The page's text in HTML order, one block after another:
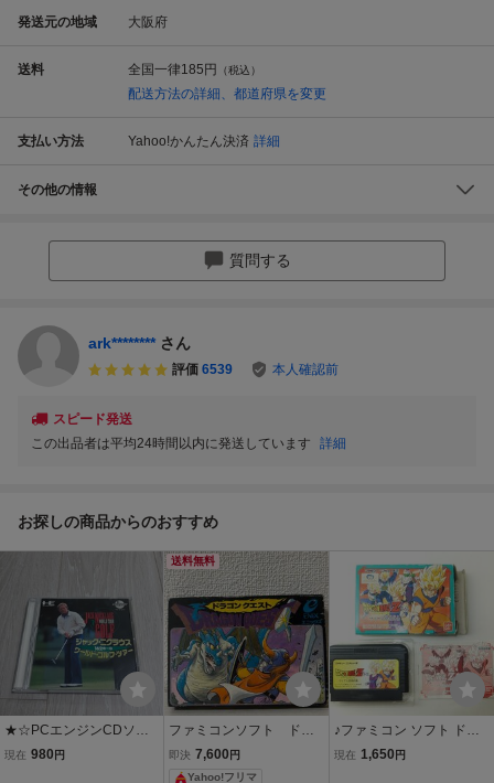
発送元の地域 大阪府
送料 全国一律185円 （税込）
配送方法の詳細、都道府県を変更
支払い方法 Yahoo!かんたん決済 詳細
その他の情報
質問する
ark******** さん
評価 6539 本人確認前
スピード発送
この出品者は平均24時間以内に発送しています
詳細
お探しの商品からのおすすめ
★☆PCエンジンCDソフ
ト ジャックニクラウス
現在 980 円
送料無料
ファミコンソフト ドラ
ゴンクエスト （箱、説
明書付き）
即決 7,600 円
Yahoo!フリマ
♪ファミコン ソフト ドラ
ゴンボールZ外伝 サイヤ
現在 1,650 円